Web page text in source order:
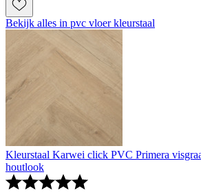
Bekijk alles in pvc vloer kleurstaal
Kleurstaal Karwei click PVC Primera
houtlook